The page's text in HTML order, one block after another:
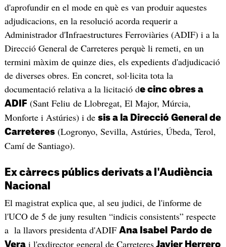
d'aprofundir en el mode en què es van produir aquestes
adjudicacions, en la resolució acorda requerir a
Administrador d'Infraestructures Ferroviàries (ADIF) i a la
Direcció General de Carreteres perquè li remeti, en un
termini màxim de quinze dies, els expedients d'adjudicació
de diverses obres. En concret, sol·licita tota la
documentació relativa a la licitació de cinc obres a
ADIF (Sant Feliu de Llobregat, El Major, Múrcia,
Monforte i Astúries) i de sis a la Direcció General de
Carreteres(Logronyo, Sevilla, Astúries, Úbeda, Terol,
Camí de Santiago).
Ex càrrecs públics derivats a l'Audiència
Nacional
El magistrat explica que, al seu judici, de l'informe de
l'UCO de 5 de juny resulten “indicis consistents” respecte
a la llavors presidenta d'ADIF Ana Isabel
Pardo de
Verai l'exdirector general de CarreteresJavier Herrero